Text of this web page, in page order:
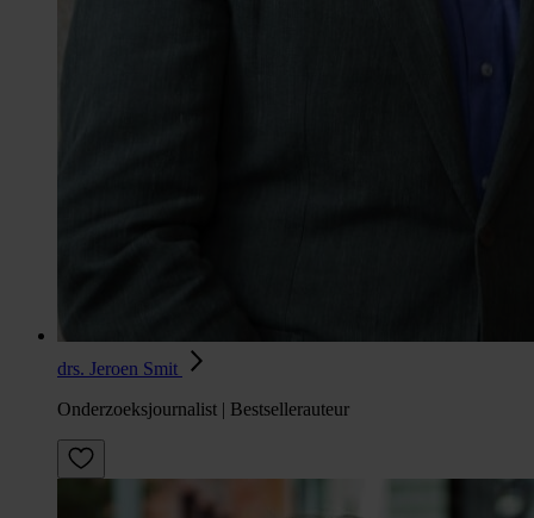
drs. Jeroen Smit
Onderzoeksjournalist | Bestsellerauteur